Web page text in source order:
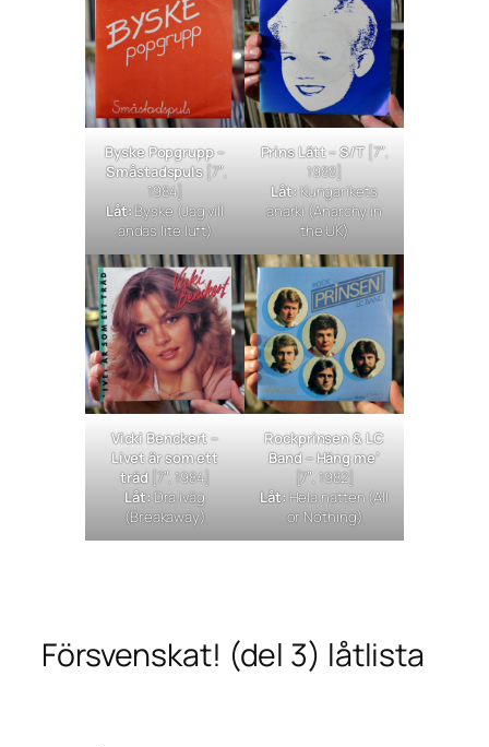
Byske Popgrupp –
Småstadspuls[7″,
1984]
Låt:Byske (Jag vill
andas lite luft)
Prins Lätt – S/T [7″,
1988]
Låt:Kungarikets
anarki (Anarchy in
the UK)
Vicki Benckert –
Livet är som ett
träd [7″, 1984]
Låt:Dra iväg
(Breakaway)
Rockprinsen & LC
Band –Häng me’
[7″, 1982]
Låt:Hela natten(All
or Nothing)
Försvenskat! (del 3) låtlista